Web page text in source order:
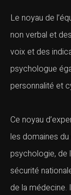
Le noyau de
non verbal et
voix et des
psychologue
personnalité et
Ce noyau
les domaines
psychologie, de
sécurité
de la médecine.